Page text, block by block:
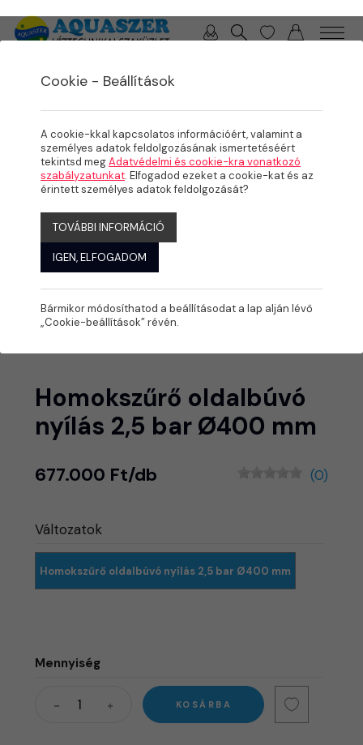
Homokszűrő oldalbúvó
nyílás 2,5 bar Ø400 mm
677.000 Ft/db (0)
Változatok
Homokszűrő oldalbúvó nyílás 2,5 bar Ø400 mm
Mennyiség
KOSÁRBA
Cookie - Beállítások
A cookie-kkal kapcsolatos információért, valamint a
személyes adatok feldolgozásának ismertetéséért
tekintsd megAdatvédelmi és cookie-kra vonatkozó
szabályzatunkat. Elfogadod ezeket a cookie-kat és az
érintett személyes adatok feldolgozását?
TOVÁBBI INFORMÁCIÓ
IGEN, ELFOGADOM
Bármikor módosíthatod a beállításodat a lap alján lévő
„Cookie-beállítások” révén.